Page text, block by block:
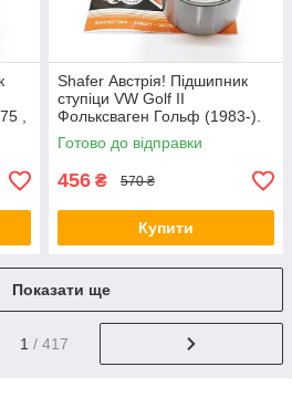
,
Shafer Австрія! Підшипник
ступіци VW Golf II
Фольксваген Гольф (1983-).
Передній. VKBA575 , R154.26
, 713610160
Готово до відправки
456 ₴ 570 ₴
Купити
Показати ще
1 / 417